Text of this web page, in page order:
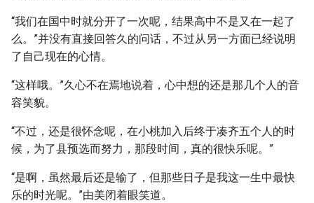
“我们在国中时就分开了一次呢，结果高中不是又在一起了
么。”并没有直接回答久的问话，不过从另一方面已经说明
了自己现在的心情。
“这样哦。”久心不在焉地说着，心中想的还是那几个人的音
容笑貌。
“不过，还是很怀念呢，在小桃加入后终于凑齐五个人的时
候，为了县预选而努力，那段时间，真的很快乐呢。”
“是啊，虽然最后还是输了，但那些日子是我这一生中最快
乐的时光呢。”由美闭着眼笑道。